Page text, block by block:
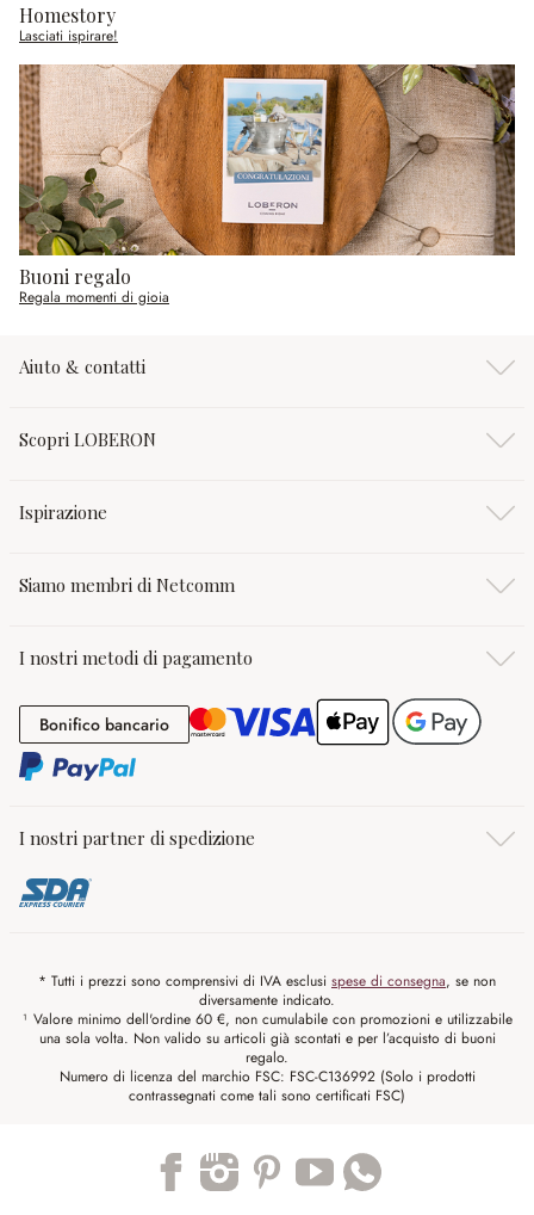
Homestory
Lasciati ispirare!
Buoni regalo
Regala momenti di gioia
Aiuto & contatti
Scopri LOBERON
Ispirazione
Siamo membri di Netcomm
I nostri metodi di pagamento
Bonifico bancarioBonifico bancario
I nostri partner di spedizione
* Tutti i prezzi sono comprensivi di IVA esclusi spese di consegna, se non
diversamente indicato.
¹ Valore minimo dell'ordine 60 €, non cumulabile con promozioni e utilizzabile
una sola volta. Non valido su articoli già scontati e per l’acquisto di buoni
regalo.
Numero di licenza del marchio FSC: FSC-C136992 (Solo i prodotti
contrassegnati come tali sono certificati FSC)